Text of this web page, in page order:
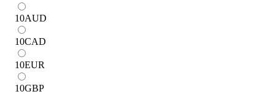
10AUD
10CAD
10EUR
10GBP